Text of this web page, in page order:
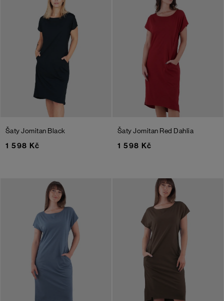
Šaty Jomitan Black
1 598 Kč
Šaty Jomitan Red Dahlia
1 598 Kč